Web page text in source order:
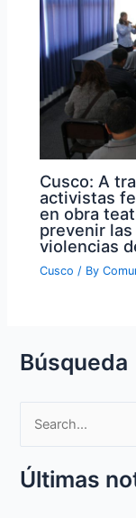
Cusco: A
activistas
en obra
prevenir
violencias
Cusco / By
Búsqueda
a
Últimas